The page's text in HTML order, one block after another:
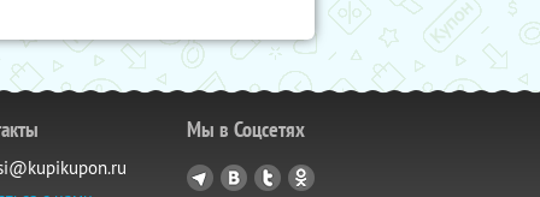
Мы в Соцсетях